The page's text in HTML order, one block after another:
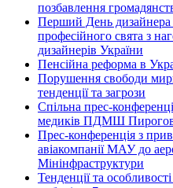
позбавлення
Перший День
професійного свята з
дизайнерів України
Пенсійна реформа в
Порушення свободи
тенденції та загрози
Спільна прес-
медиків ПДМШ
Прес-конференція з
авіакомпанії МАУ до
Мінінфраструктури
Тенденції та